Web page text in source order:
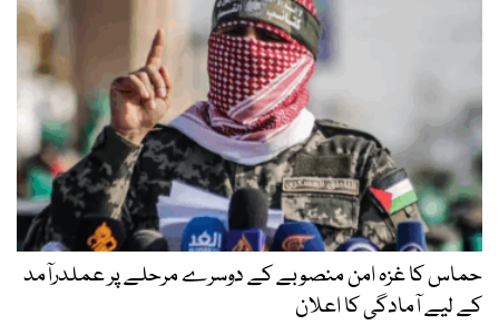
حماس کا غزہ امن منصوبے کے دوسرے مرحلے پر عملدرآمد
کے لیے آمادگی کا اعلان